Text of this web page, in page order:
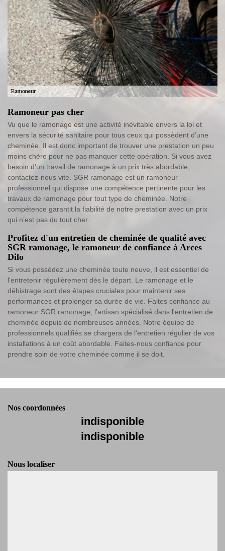
Ramoneur pas cher
Vu que le ramonage est une activité inévitable envers la loi et
envers la sécurité sanitaire pour tous ceux qui possèdent d’une
cheminée. Il est donc important de trouver une prestation un peu
moins chère pour ne pas manquer cette opération. Si vous avez
besoin d’un travail de ramonage à un prix très abordable,
contactez-nous vite. SGR ramonage est un ramoneur
professionnel qui dispose une compétence pertinente pour les
travaux de ramonage pour tout type de cheminée. Notre
compétence garantit la fiabilité de notre prestation avec un prix
qui n’est pas du tout cher.
Profitez d'un entretien de cheminée de qualité avec
SGR ramonage, le ramoneur de confiance à Arces
Dilo
Si vous possédez une cheminée toute neuve, il est essentiel de
l'entretenir régulièrement dès le départ. Le ramonage et le
débistrage sont des étapes cruciales pour maintenir ses
performances et prolonger sa durée de vie. Faites confiance au
ramoneur SGR ramonage, l'artisan spécialisé dans l'entretien de
cheminée depuis de nombreuses années. Notre équipe de
professionnels qualifiés se chargera de l'entretien régulier de vos
installations à un coût abordable. Faites-nous confiance pour
prendre soin de votre cheminée comme il se doit.
Nos coordonnées
indisponible
indisponible
Nous localiser